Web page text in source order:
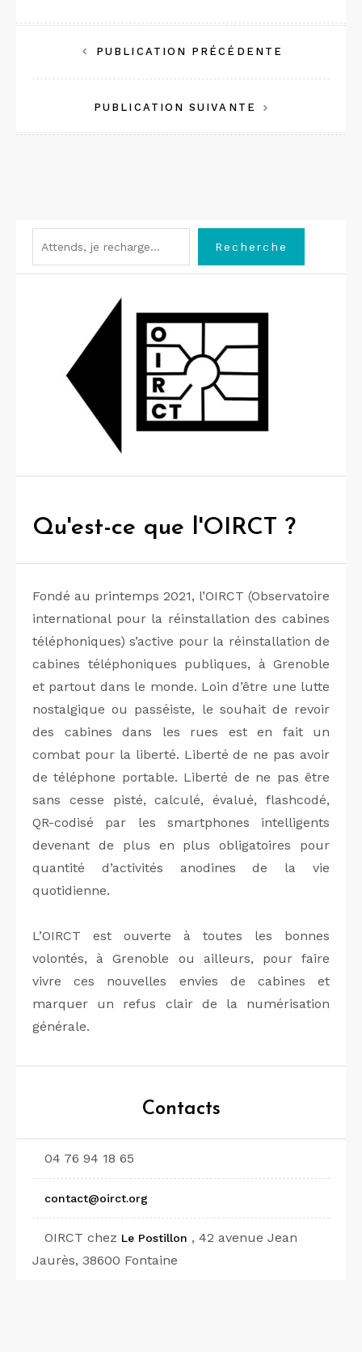
Navigation
de
l’article
PUBLICATION PRÉCÉDENTE
PUBLICATION SUIVANTE
Recherche
Qu'est-ce que l'OIRCT ?
Fondé au printemps 2021, l’OIRCT (Observatoire
international pour la réinstallation des cabines
téléphoniques) s’active pour la réinstallation de
cabines téléphoniques publiques, à Grenoble
et partout dans le monde. Loin d’être une lutte
nostalgique ou passéiste, le souhait de revoir
des cabines dans les rues est en fait un
combat pour la liberté. Liberté de ne pas avoir
de téléphone portable. Liberté de ne pas être
sans cesse pisté, calculé, évalué, flashcodé,
QR-codisé par les smartphones intelligents
devenant de plus en plus obligatoires pour
quantité d’activités anodines de la vie
quotidienne.
L’OIRCT est ouverte à toutes les bonnes
volontés, à Grenoble ou ailleurs, pour faire
vivre ces nouvelles envies de cabines et
marquer un refus clair de la numérisation
générale.
Contacts
04 76 94 18 65
contact@oirct.org
OIRCT chez Le Postillon , 42 avenue Jean
Jaurès, 38600 Fontaine